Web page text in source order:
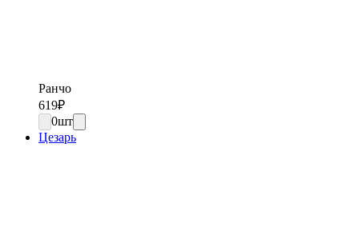
Ранчо
619₽
0шт
Цезарь